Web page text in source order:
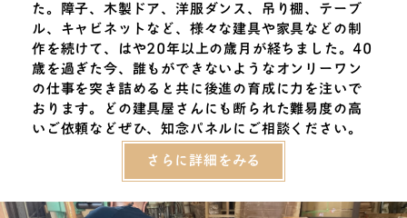
た。障子、木製ドア、洋服ダンス、吊り棚、テーブ
ル、キャビネットなど、様々な建具や家具などの制
作を続けて、はや20年以上の歳月が経ちました。40
歳を過ぎた今、誰もができないようなオンリーワン
の仕事を突き詰めると共に後進の育成に力を注いで
おります。どの建具屋さんにも断られた難易度の高
いご依頼などぜひ、知念パネルにご相談ください。
さらに詳細をみる